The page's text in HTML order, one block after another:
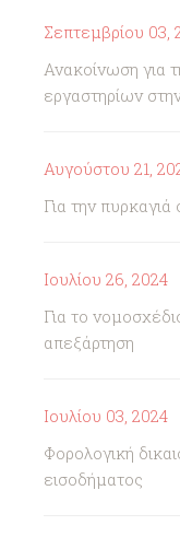
Σεπτεμβρίου 03,
Ανακοίνωση για
εργαστηρίων
Αυγούστου 21,
Για την πυρκαγιά
Ιουλίου 26, 2024
Για το
απεξάρτηση
Ιουλίου 03, 2024
Φορολογική
εισοδήματος